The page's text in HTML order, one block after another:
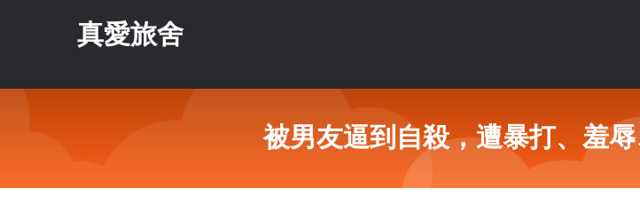
真愛旅舍
被男友逼到自殺，遭暴打、羞